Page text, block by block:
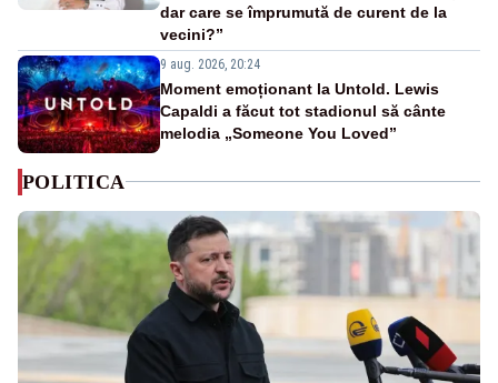
dar care se împrumută de curent de la
vecini?”
9 aug. 2026, 20:24
Moment emoționant la Untold. Lewis
Capaldi a făcut tot stadionul să cânte
melodia „Someone You Loved”
POLITICA